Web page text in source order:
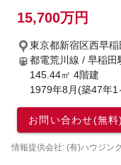
15,700万円
東京都新宿区西早稲
都電荒川線 / 早稲田
145.44㎡ 4階建
1979年8月(築47年1
お問い合わせ(無料)
情報提供会社: (有)ハウジン